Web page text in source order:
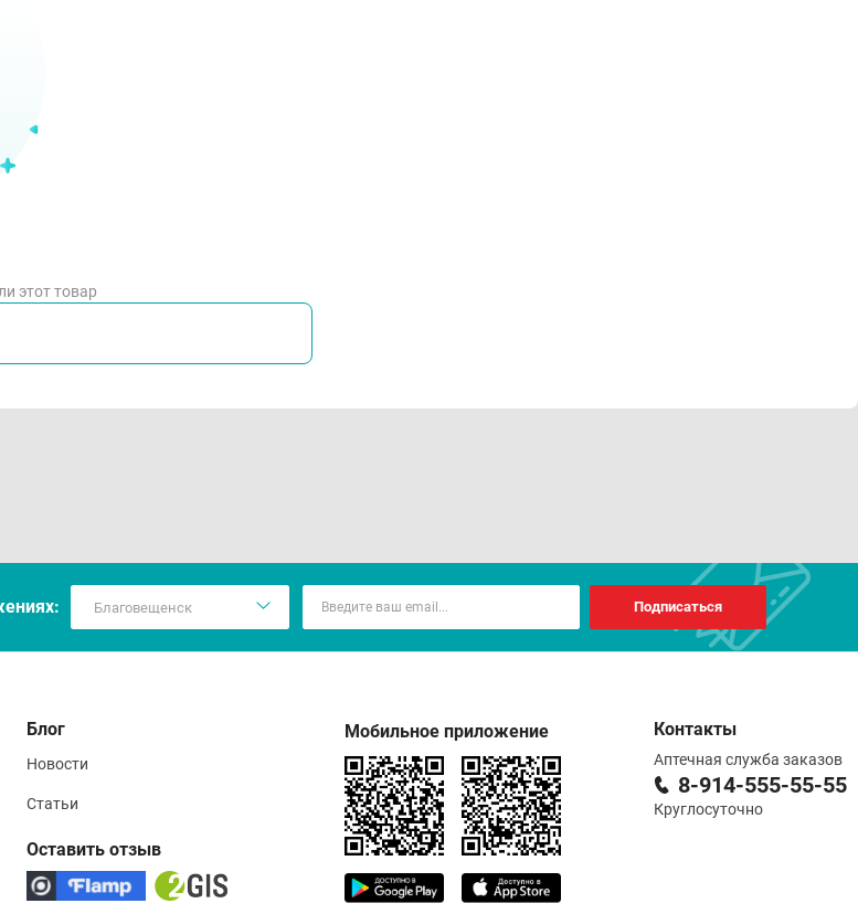
легочная недостаточность;
на сердце и коронарных сосудах;
сердца;
практика.
компонентов продукта; беременность; период грудного вскармливания. Перед
с врачом. Не является лекарственным средством.
в сухом, недоступном для детей месте при температуре от 2°С до 25°С.
этот товар
Подписаться
Блог
Новости
Статьи
Оставить отзыв
Мобильное приложение Контакты
Аптечная служба заказов
8-914-555-55-55
Круглосуточно